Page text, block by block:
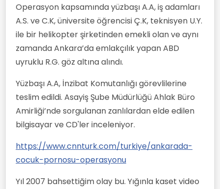
Operasyon kapsamında yüzbaşı A.A, iş adamları
A.S. ve C.K, üniversite öğrencisi Ç.K, teknisyen U.Y.
ile bir helikopter şirketinden emekli olan ve aynı
zamanda Ankara’da emlakçılık yapan ABD
uyruklu R.G. göz altına alındı.
Yüzbaşı A.A, İnzibat Komutanlığı görevlilerine
teslim edildi. Asayiş Şube Müdürlüğü Ahlak Büro
Amirliği’nde sorgulanan zanlılardan elde edilen
bilgisayar ve CD'ler inceleniyor.
https://www.cnnturk.com/turkiye/ankarada-
cocuk-pornosu-operasyonu
Yıl 2007 bahsettiğim olay bu. Yığınla kaset video